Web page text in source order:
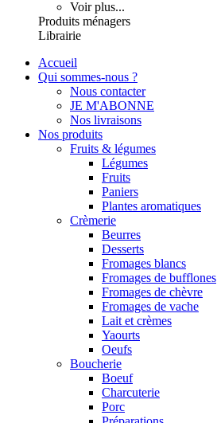
Voir plus...
Produits ménagers
Librairie
Accueil
Qui sommes-nous ?
Nous contacter
JE M'ABONNE
Nos livraisons
Nos produits
Fruits & légumes
Légumes
Fruits
Paniers
Plantes aromatiques
Crèmerie
Beurres
Desserts
Fromages blancs
Fromages de bufflones
Fromages de chèvre
Fromages de vache
Lait et crèmes
Yaourts
Oeufs
Boucherie
Boeuf
Charcuterie
Porc